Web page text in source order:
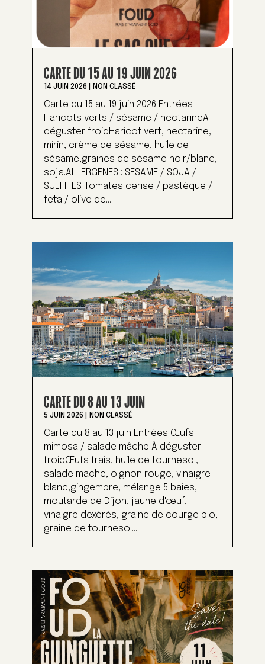
CARTE DU 15 AU 19 JUIN 2026
14 JUIN 2026 NON CLASSÉ
Carte du 15 au 19 juin 2026 Entrées
Haricots verts / sésame / nectarineA
déguster froidHaricot vert, nectarine,
mirin, crème de sésame, huile de
sésame,graines de sésame noir/blanc,
soja.ALLERGENES : SESAME / SOJA /
SULFITES Tomates cerise / pastèque /
feta / olive de...
CARTE DU 8 AU 13 JUIN
5 JUIN 2026 NON CLASSÉ
Carte du 8 au 13 juin Entrées Œufs
mimosa / salade mâche À déguster
froidŒufs frais, huile de tournesol,
salade mache, oignon rouge, vinaigre
blanc,gingembre, mélange 5 baies,
moutarde de Dijon, jaune d'œuf,
vinaigre dexérès, graine de courge bio,
graine de tournesol...